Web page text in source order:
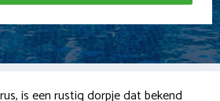
is een rustig dorpje dat bekend